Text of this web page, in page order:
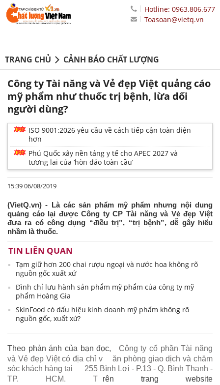
Hotline: 0963.806.677
Toasoan@vietq.vn
TRANG CHỦ CẢNH BÁO CHẤT LƯỢNG
Công ty Tài năng và Vẻ đẹp Việt quảng cáo
mỹ phẩm như thuốc trị bệnh, lừa dối
người dùng?
ISO 9001:2026 yêu cầu về cách tiếp cận toàn diện
hơn
Phú Quốc xây nền tảng y tế cho APEC 2027 và
tương lai của ‘hòn đảo toàn cầu’
15:39 06/08/2019
(VietQ.vn) - Là các sản phẩm mỹ phẩm nhưng nội dung
quảng cáo lại được Công ty CP Tài năng và Vẻ đẹp Việt
đưa ra có công dụng “điều trị”, “trị bệnh”, dễ gây hiểu
nhầm là thuốc.
TIN LIÊN QUAN
Tạm giữ hơn 200 chai rượu ngoại và nước hoa không rõ
nguồn gốc xuất xứ
Đình chỉ lưu hành sản phẩm mỹ phẩm của công ty mỹ
phẩm Hoàng Gia
SkinFood có dấu hiệu kinh doanh mỹ phẩm không rõ
nguồn gốc, xuất xứ?
Theo phản ánh của bạn đọc,
Công ty cổ phần Tài năng
và Vẻ đẹp Việt có địa chỉ v
ăn phòng giao dịch và chăm
sóc khách hàng tại
255 Bình Lợi - P.13 - Q. Bình Thạnh -
TP. HCM. T
rên trang website